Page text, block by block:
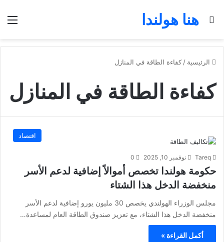
هنا هولندا
بحث عن
الرئيسية / كفاءة الطاقة في المنازل
كفاءة الطاقة في المنازل
اقتصاد
Tareq نوفمبر 10, 2025 0
حكومة هولندا تخصص أموالاً إضافية لدعم الأسر
منخفضة الدخل هذا الشتاء
مجلس الوزراء الهولندي يخصص 30 مليون يورو إضافية لدعم الأسر
منخفضة الدخل هذا الشتاء، مع تعزيز صندوق الطاقة العام لمساعدة…
أكمل القراءة »